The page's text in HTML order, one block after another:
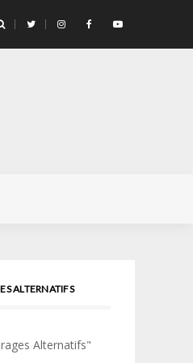
ALTERNATIFS
Alternatifs"